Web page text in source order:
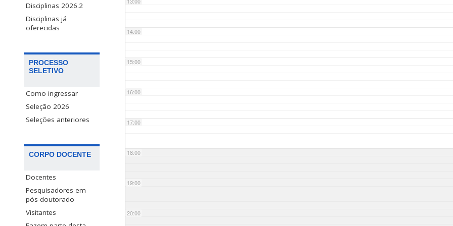
Disciplinas 2026.2
Disciplinas já
oferecidas
PROCESSO
SELETIVO
Como ingressar
Seleção 2026
Seleções anteriores
CORPO DOCENTE
Docentes
Pesquisadores em
pós-doutorado
Visitantes
14:00
15:00
16:00
17:00
18:00
19:00
20:00